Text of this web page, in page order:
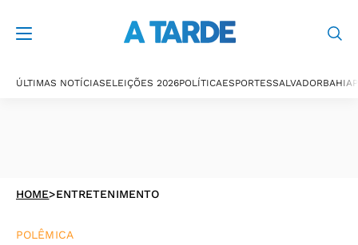
ÚLTIMAS NOTÍCIASELEIÇÕES 2026POLÍTICAESPORTESSALVADORBAHIA
HOME>ENTRETENIMENTO
POLÊMICA